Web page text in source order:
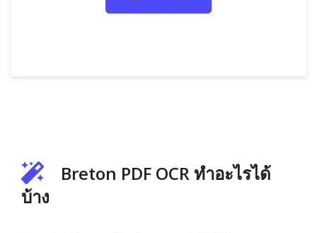
Breton PDF OCR ทำอะไรได้
บ้าง